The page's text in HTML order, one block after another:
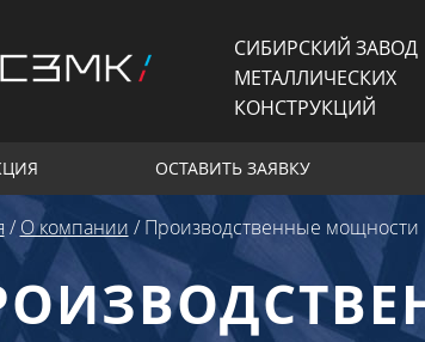
СИБИРСКИЙ ЗАВОД
МЕТАЛЛИЧЕСКИХ
КОНСТРУКЦИЙ
ОСТАВИТЬ ЗАЯВКУ
/ О компании /Производственные мощности